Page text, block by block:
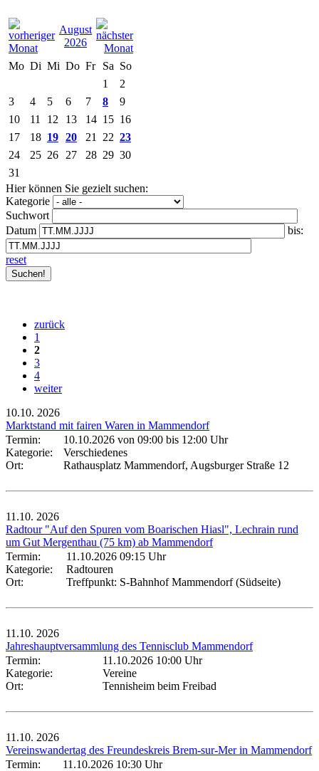
August
2026
Mo Di Mi Do Fr Sa So
1
2
3
4 5 6 7 8
9
10
11 12 13 14 15 16
17
18 19 20 21 22 23
24
25 26 27 28 29 30
31
Hier können Sie gezielt suchen:
Kategorie
Suchwort
Datum
bis:
reset
zurück
1
2
3
4
weiter
10.10. 2026
Marktstand mit fairen Waren in Mammendorf
Termin:
10.10.2026 von 09:00 bis 12:00 Uhr
Kategorie:
Verschiedenes
Ort:
Rathausplatz Mammendorf, Augsburger Straße 12
11.10. 2026
Radtour "Auf den Spuren vom Boarischen Hiasl", Lechrain rund
um Gut Mergenthau (75 km) ab Mammendorf
Termin:
11.10.2026 09:15 Uhr
Kategorie:
Radtouren
Ort:
Treffpunkt: S-Bahnhof Mammendorf (Südseite)
11.10. 2026
Jahreshauptversammlung des Tennisclub Mammendorf
Termin:
11.10.2026 10:00 Uhr
Kategorie:
Vereine
Ort:
Tennisheim beim Freibad
11.10. 2026
Vereinswandertag des Freundeskreis Brem-sur-Mer in Mammendorf
Termin:
11.10.2026 10:30 Uhr